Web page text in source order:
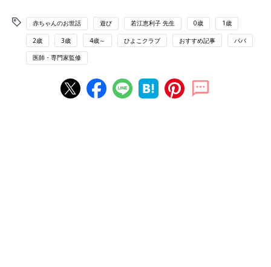
赤ちゃんのお世話 遊び 若江恵利子 先生 0歳 1歳
2歳 3歳 4歳～ ひよこクラブ おすすめ記事 パパ
医師・専門家監修